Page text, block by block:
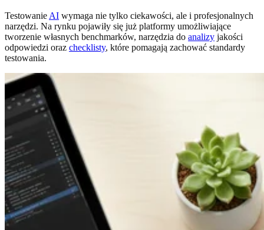
Testowanie AI wymaga nie tylko ciekawości, ale i profesjonalnych
narzędzi. Na rynku pojawiły się już platformy umożliwiające
tworzenie własnych benchmarków, narzędzia do analizy jakości
odpowiedzi oraz checklisty, które pomagają zachować standardy
testowania.